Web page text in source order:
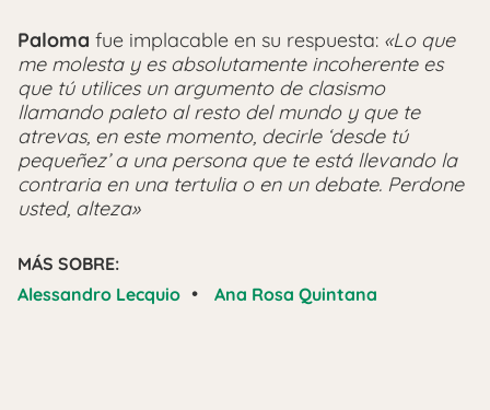
Paloma fue implacable en su respuesta: «Lo que
me molesta y es absolutamente incoherente es
que tú utilices un argumento de clasismo
llamando paleto al resto del mundo y que te
atrevas, en este momento, decirle ‘desde tú
pequeñez’ a una persona que te está llevando la
contraria en una tertulia o en un debate. Perdone
usted, alteza»
MÁS SOBRE:
Alessandro Lecquio • Ana Rosa Quintana